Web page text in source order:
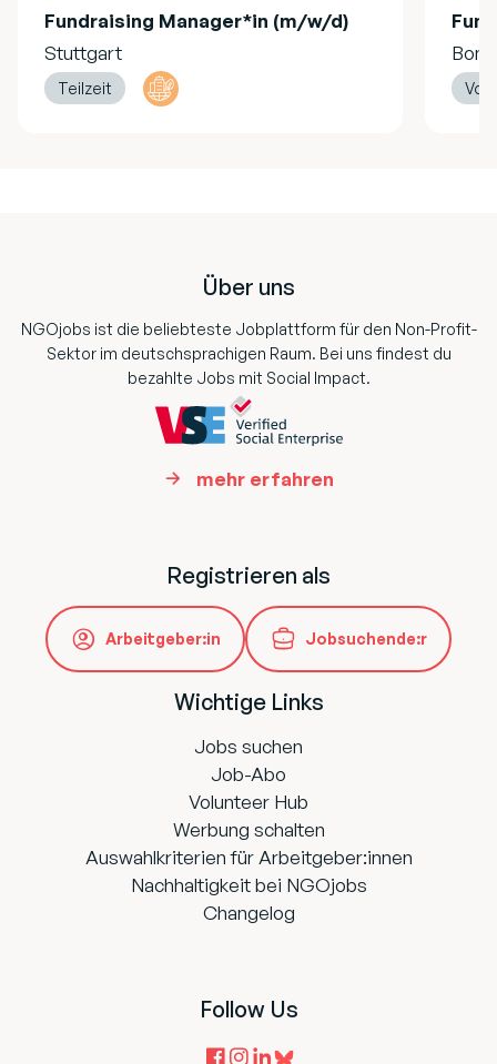
Fundraising Manager*in (m/w/d)
Stuttgart
Teilzeit
Bonn
Über uns
NGOjobs ist die beliebteste Jobplattform für den Non-Profit-
Sektor im deutschsprachigen Raum. Bei uns findest du
bezahlte Jobs mit Social Impact.
mehr erfahren
Registrieren als
Arbeitgeber:in Jobsuchende:r
Wichtige Links
Jobs suchen
Job-Abo
Volunteer Hub
Werbung schalten
Auswahlkriterien für Arbeitgeber:innen
Nachhaltigkeit bei NGOjobs
Changelog
Follow Us